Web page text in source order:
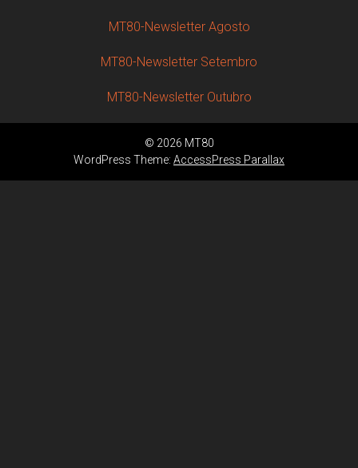
MT80-Newsletter Agosto
MT80-Newsletter Setembro
MT80-Newsletter Outubro
© 2026 MT80
WordPress Theme: AccessPress Parallax